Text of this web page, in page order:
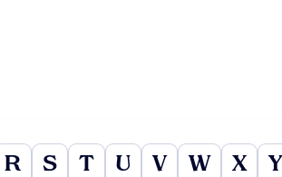
R S T U V W X Y